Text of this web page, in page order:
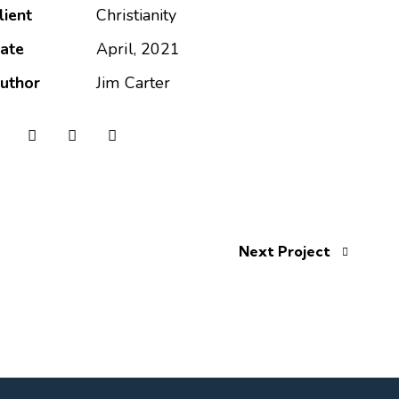
Christianity
April, 2021
Jim Carter
Next Project